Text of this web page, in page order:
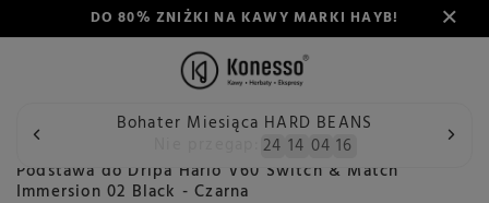
DO 80% ZNIŻKI NA KAWY MARKI HAYB!
Bohater Miesiąca HARD BEANS
24 14 04 15
Wstecz Konesso Akcesoria Rodzaj Zaparzacze do
Podstawa do Dripa Hario V60 Switch & Match
Immersion 02 Black - Czarna